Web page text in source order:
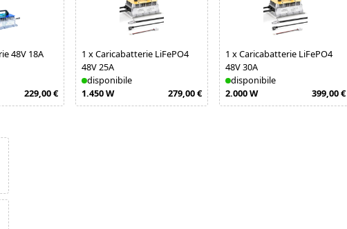
48V 18A
229,00 €
1 xCaricabatterie LiFePO4
48V 25A
disponibile
1.450 W
279,00 €
1 xCaricabatterie LiFePO4
48V 30A
disponibile
2.000 W
399,00 €